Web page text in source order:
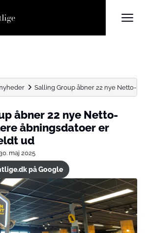
Salling Group åbner 22 nye Netto-
åbner 22 nye Netto-
åbningsdatoer er
ud
maj 2025
på Google